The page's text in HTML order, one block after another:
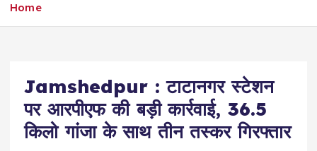
o
Home
Jamshedpur : टाटानगर स्टेशन
पर आरपीएफ की बड़ी कार्रवाई, 36.5
किलो गांजा के साथ तीन तस्कर गिरफ्तार